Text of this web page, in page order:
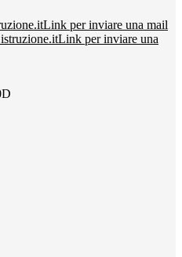
Link per inviare una mail
Link per inviare una